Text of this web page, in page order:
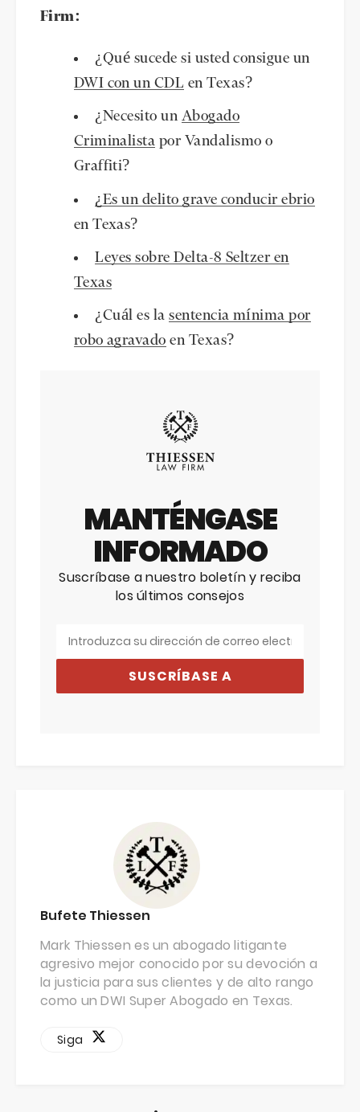
Firm:
¿Qué sucede si usted consigue un
DWI con un CDL en Texas?
¿Necesito un Abogado
Criminalista por Vandalismo o
Graffiti?
¿Es un delito grave conducir ebrio
en Texas?
Leyes sobre Delta-8 Seltzer en
Texas
¿Cuál es lasentencia mínima por
robo agravado en Texas?
MANTÉNGASE
INFORMADO
Suscríbase a nuestro boletín y reciba
los últimos consejos
SUSCRÍBASE A
Bufete Thiessen
Mark Thiessen es un abogado litigante
agresivo mejor conocido por su devoción a
la justicia para sus clientes y de alto rango
como un DWI Super Abogado en Texas.
Siga